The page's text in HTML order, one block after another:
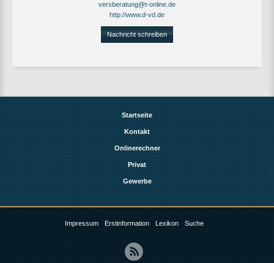
versberatung@t-online.de
http://www.d-vd.de
Nachricht schreiben
Startseite
Kontakt
Onlinerechner
Privat
Gewerbe
Impressum Erstinformation Lexikon Suche